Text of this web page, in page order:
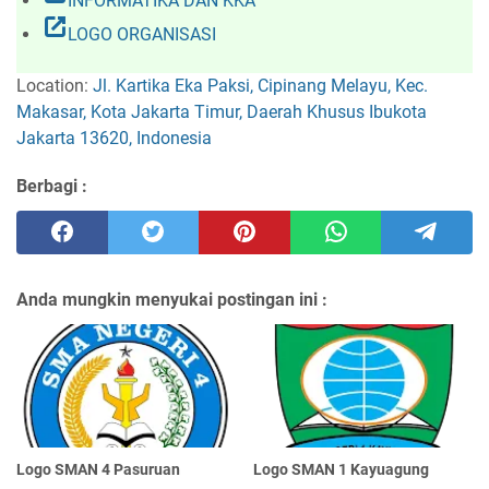
open_in_new LOGO ORGANISASI
Location: Jl. Kartika Eka Paksi, Cipinang Melayu, Kec.
Makasar, Kota Jakarta Timur, Daerah Khusus Ibukota
Jakarta 13620, Indonesia
Berbagi :
Anda mungkin menyukai postingan ini :
Logo SMAN 4 Pasuruan Logo SMAN 1 Kayuagung